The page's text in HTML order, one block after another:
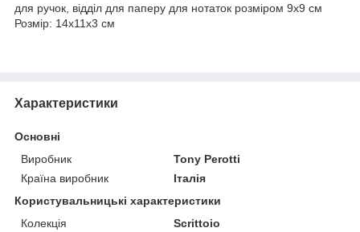
для ручок, відділ для паперу для нотаток розміром 9х9 см
Розмір: 14х11х3 см
Характеристики
Основні
Виробник
Tony Perotti
Країна виробник
Італія
Користувальницькі характеристики
Колекція
Scrittoio